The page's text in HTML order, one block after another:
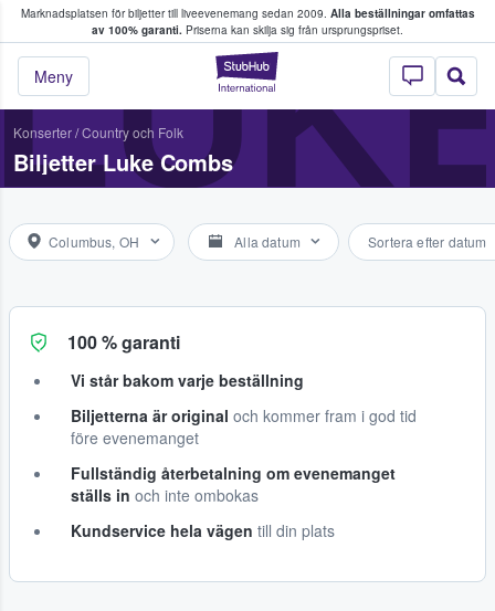
Marknadsplatsen för biljetter till liveevenemang sedan 2009. Alla beställningar omfattas
av 100% garanti. Priserna kan skilja sig från ursprungspriset.
StubHub – där
Meny
köper och säljer biljetter.
Konserter/Country och Folk
Biljetter Luke Combs
Columbus, OH Alla datum Sortera efter datum
100 % garanti
Vi står bakom varje beställning
Biljetterna är original och kommer fram i god tid
före evenemanget
Fullständig återbetalning om evenemanget
ställs in och inte ombokas
Kundservice hela vägen till din plats